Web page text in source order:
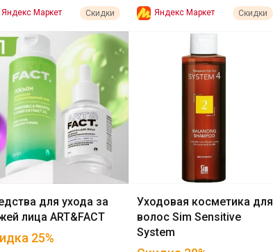
Яндекс Маркет Скидки
для ухода за
лица ART&FACT
25%
Яндекс Маркет Скидки
Уходовая косметика для
волос Sim Sensitive
System